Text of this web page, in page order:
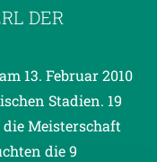
DER
13. Februar 2010
Stadien. 19
Meisterschaft
die 9